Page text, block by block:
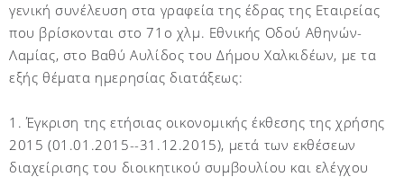
γενική συνέλευση στα γραφεία της έδρας της Εταιρείας
που βρίσκονται στο 71ο χλμ. Εθνικής Οδού Αθηνών-
Λαμίας, στο Βαθύ Αυλίδος του Δήμου Χαλκιδέων, με τα
εξής θέματα ημερησίας διατάξεως:
1. Έγκριση της ετήσιας οικονομικής έκθεσης της χρήσης
2015 (01.01.2015--31.12.2015), μετά των εκθέσεων
διαχείρισης του διοικητικού συμβουλίου και ελέγχου